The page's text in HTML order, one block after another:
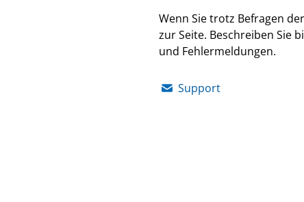
Wenn Sie trotz Befragen
zur Seite. Beschreiben Sie
und Fehlermeldungen.
Support